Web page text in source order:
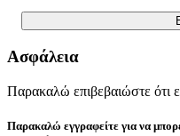
Ασφάλεια
Παρακαλώ επιβεβαιώστε ότι
Παρακαλώ εγγραφείτε για να